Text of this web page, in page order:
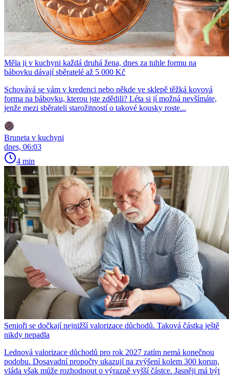
Měla ji v kuchyni každá druhá žena, dnes za tuhle formu na
bábovku dávají sběratelé až 5 000 Kč
Schovává se vám v kredenci nebo někde ve sklepě těžká kovová
forma na bábovku, kterou jste zdědili? Léta si jí možná nevšímáte,
jenže mezi sběrateli starožitností o takové kousky roste...
Bruneta v kuchyni
dnes, 06:03
4 min
Senioři se dočkají nejnižší valorizace důchodů. Taková částka ještě
nikdy nepadla
Lednová valorizace důchodů pro rok 2027 zatím nemá konečnou
podobu. Dosavadní propočty ukazují na zvýšení kolem 300 korun,
vláda však může rozhodnout o výrazně vyšší částce. Jasněji má být